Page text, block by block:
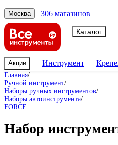
Москва 306 магазинов
Каталог
Акции Инструмент
Главная/
Ручной инструмент/
Наборы ручных инструментов/
Наборы автоинструмента/
FORCE
Набор